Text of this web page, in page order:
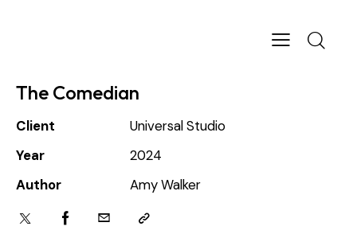
The Comedian
Client
Universal Studio
Year
2024
Author
Amy Walker